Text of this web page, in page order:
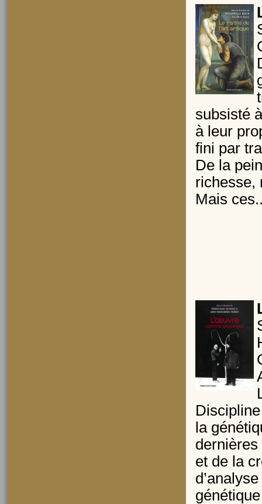
subsisté
à leur
fini par
De la
richesse,
Mais
la
dernières
et de la